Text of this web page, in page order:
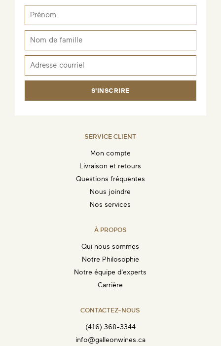
S'INSCRIRE
SERVICE CLIENT
Mon compte
Livraison et retours
Questions fréquentes
Nous joindre
Nos services
À PROPOS
Qui nous sommes
Notre Philosophie
Notre équipe d'experts
Carrière
CONTACTEZ-NOUS
(416) 368-3344
info@galleonwines.ca
DISPONIBLE